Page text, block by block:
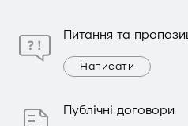
Питання та
Написати
Публічні договори